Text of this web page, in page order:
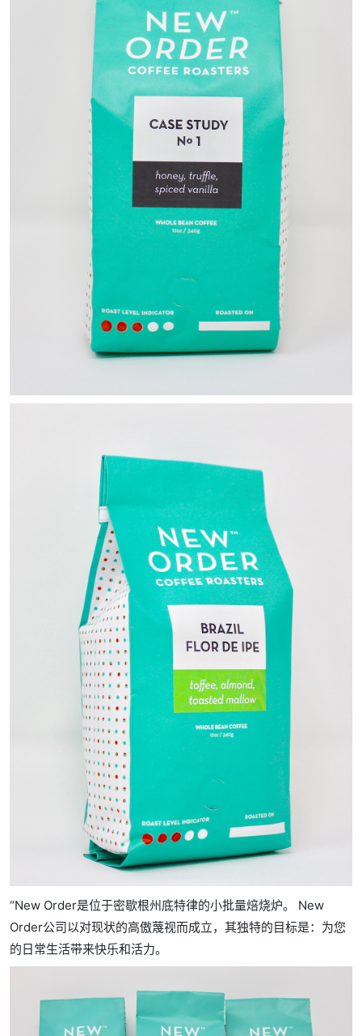
“New Order是位于密歇根州底特律的小批量焙烧炉。 New
Order公司以对现状的高傲蔑视而成立，其独特的目标是：为您
的日常生活带来快乐和活力。